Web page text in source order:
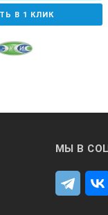
В 1 КЛИК
МЫ В